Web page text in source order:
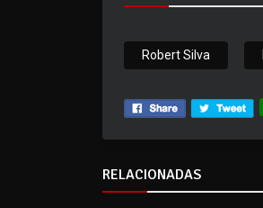
Robert Silva
RELACIONADAS